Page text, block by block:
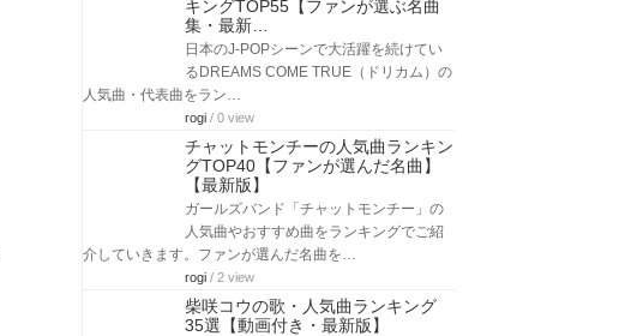
キングTOP55【ファンが選ぶ名曲
集・最新…
日本のJ-POPシーンで大活躍を続けてい
るDREAMS COME TRUE（ドリカム）の
人気曲・代表曲をラン…
rogi / 0 view
チャットモンチーの人気曲ランキン
グTOP40【ファンが選んだ名曲】
【最新版】
ガールズバンド「チャットモンチー」の
人気曲やおすすめ曲をランキングでご紹
介していきます。ファンが選んだ名曲を…
rogi / 2 view
柴咲コウの歌・人気曲ランキング
35選【動画付き・最新版】